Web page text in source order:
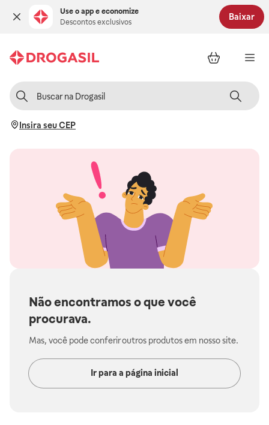
Use o app e economize
Descontos exclusivos
Baixar
Insira seu CEP
Não encontramos o que você
procurava.
Mas, você pode conferir outros produtos em nosso site.
Ir para a página inicial